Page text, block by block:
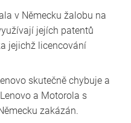
v Německu žalobu na
jejích patentů
jejichž licencování
skutečně chybuje a
a Motorola s
zakázán.